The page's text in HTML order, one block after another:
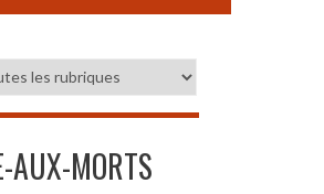
AUX-MORTS